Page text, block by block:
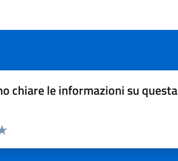
chiare le informazioni su questa